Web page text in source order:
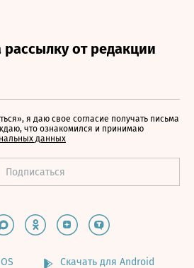
я даю свое согласие получать письма
что ознакомился и принимаю
данных
Скачать для Android